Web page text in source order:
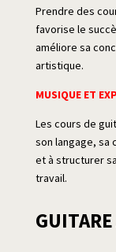
Prendre des
favorise le
améliore sa
artistique.
MUSIQUE ET
Les cours de
son langage, sa
et à structurer
travail.